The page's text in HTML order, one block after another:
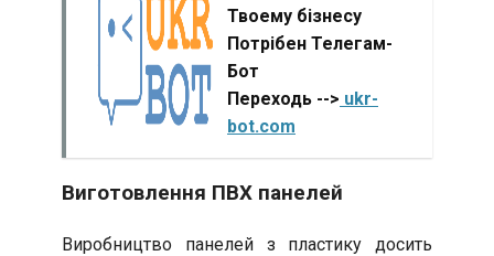
Твоему бізнесу
Потрібен Телегам-
Бот
Переходь --> ukr-
bot.com
Виготовлення ПВХ панелей
Виробництво панелей з пластику досить